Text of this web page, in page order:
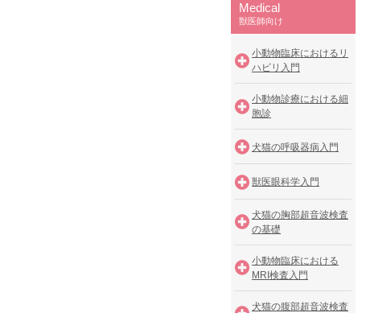
Medical
獣医師向け
小動物臨床におけるリ
ハビリ入門
小動物診療における細
胞診
犬猫の呼吸器病入門
獣医眼科学入門
犬猫の胸部超音波検査
の基礎
小動物臨床における
MRI検査入門
犬猫の腹部超音波検査